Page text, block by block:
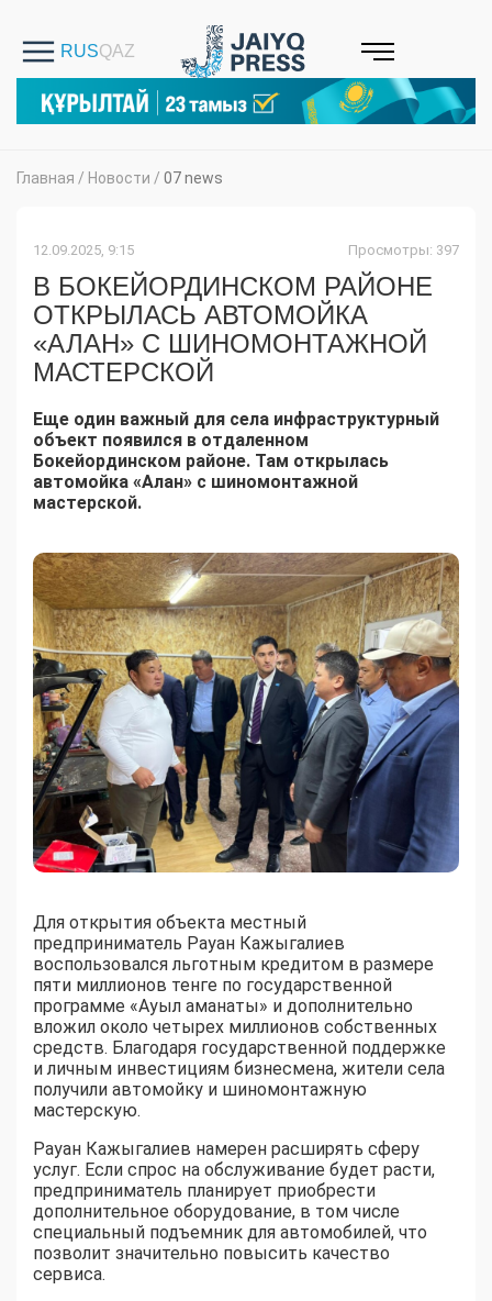
Главная / Новости / 07 news
12.09.2025, 9:15 Просмотры: 397
В БОКЕЙОРДИНСКОМ РАЙОНЕ
ОТКРЫЛАСЬ АВТОМОЙКА
«АЛАН» С ШИНОМОНТАЖНОЙ
МАСТЕРСКОЙ
Еще один важный для села инфраструктурный
объект появился в отдаленном
Бокейординском районе. Там открылась
автомойка «Алан» с шиномонтажной
мастерской.
Для открытия объекта местный
предприниматель Рауан Кажыгалиев
воспользовался льготным кредитом в размере
пяти миллионов тенге по государственной
программе «Ауыл аманаты» и дополнительно
вложил около четырех миллионов собственных
средств. Благодаря государственной поддержке
и личным инвестициям бизнесмена, жители села
получили автомойку и шиномонтажную
мастерскую.
Рауан Кажыгалиев намерен расширять сферу
услуг. Если спрос на обслуживание будет расти,
предприниматель планирует приобрести
дополнительное оборудование, в том числе
специальный подъемник для автомобилей, что
позволит значительно повысить качество
сервиса.